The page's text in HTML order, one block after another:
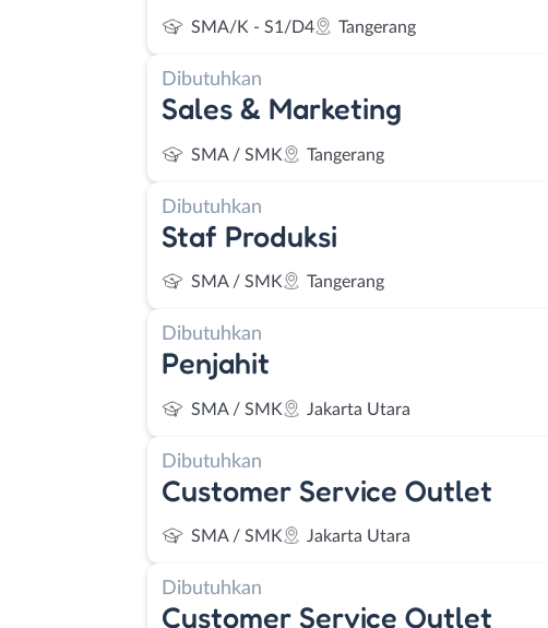
SMA/K - S1/D4 Tangerang
Dibutuhkan
Sales & Marketing
SMA / SMK Tangerang
Dibutuhkan
Staf Produksi
SMA / SMK Tangerang
Dibutuhkan
Penjahit
SMA / SMK Jakarta Utara
Dibutuhkan
Customer Service Outlet
SMA / SMK Jakarta Utara
Dibutuhkan
Customer Service Outlet